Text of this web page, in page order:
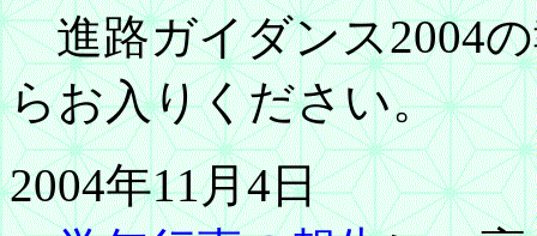
進路ガイダンス2004の
らお入りください。
2004年11月4日